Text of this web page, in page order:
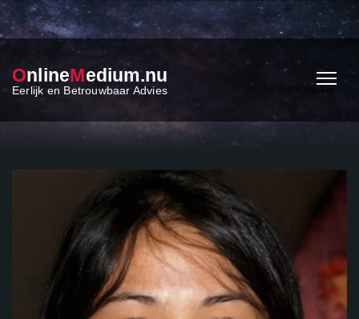
OnlineMedium.nu
Eerlijk en Betrouwbaar Advies